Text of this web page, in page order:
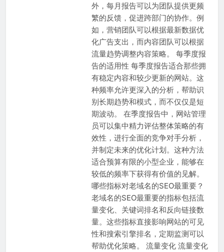
外，每月报告可以为团队提供更频
繁的反馈，促进跨部门的协作。例
如，营销团队可以根据最新数据优
化广告支出，而内容团队可以根据
流量趋势调整内容策略。 每季度报
告的适用性 每季度报告适合那些拥
有稳定内容和较少更新的网站。这
种频率允许更深入的分析，帮助识
别长期趋势和模式，而不仅仅是短
期波动。 在季度报告中，网站管理
员可以集中精力评估整体策略的有
效性，进行全面的竞争对手分析，
并制定未来的优化计划。这种方法
适合预算有限的小型企业，能够在
较低的频率下获得有价值的见解。
哪些指标对老域名的SEO最重要？
老域名的SEO最重要的指标包括流
量变化、关键词排名和反向链接数
量。这些指标直接影响网站的可见
性和搜索引擎排名，定期监测可以
帮助优化策略。 流量变化 流量变化